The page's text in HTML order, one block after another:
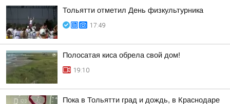
Тольятти отметил День физкультурника
17:49
Полосатая киса обрела свой дом!
19:10
Пока в Тольятти град и дождь, в Краснодаре